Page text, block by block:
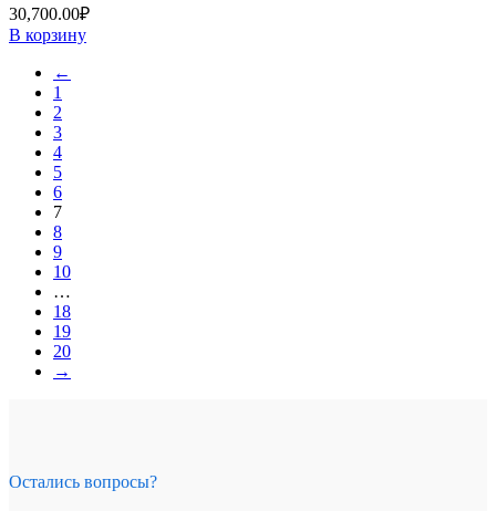
30,700.00₽
В корзину
←
1
2
3
4
5
6
7
8
9
10
…
18
19
20
→
Остались вопросы?